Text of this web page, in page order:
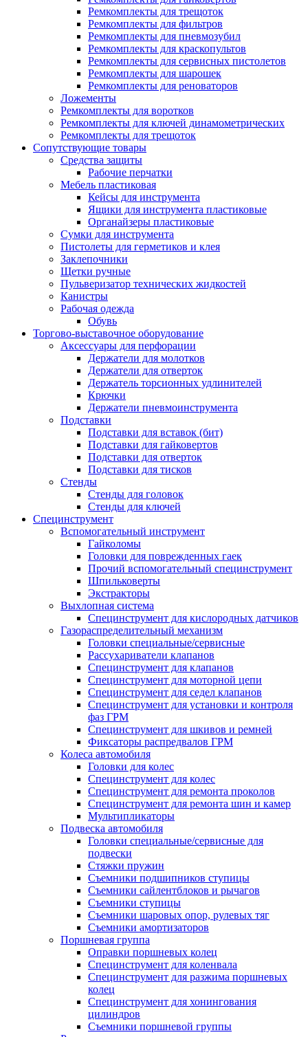
Ремкомплекты для трещоток
Ремкомплекты для фильтров
Ремкомплекты для пневмозубил
Ремкомплекты для краскопультов
Ремкомплекты для сервисных пистолетов
Ремкомплекты для шарошек
Ремкомплекты для реноваторов
Ложементы
Ремкомплекты для воротков
Ремкомплекты для ключей динамометрических
Ремкомплекты для трещоток
Сопутствующие товары
Средства защиты
Рабочие перчатки
Мебель пластиковая
Кейсы для инструмента
Ящики для инструмента пластиковые
Органайзеры пластиковые
Сумки для инструмента
Пистолеты для герметиков и клея
Заклепочники
Щетки ручные
Пульверизатор технических жидкостей
Канистры
Рабочая одежда
Обувь
Торгово-выставочное оборудование
Аксессуары для перфорации
Держатели для молотков
Держатели для отверток
Держатель торсионных удлинителей
Крючки
Держатели пневмоинструмента
Подставки
Подставки для вставок (бит)
Подставки для гайковертов
Подставки для отверток
Подставки для тисков
Стенды
Стенды для головок
Стенды для ключей
Специнструмент
Вспомогательный инструмент
Гайколомы
Головки для поврежденных гаек
Прочий вспомогательный специнструмент
Шпильковерты
Экстракторы
Выхлопная система
Специнструмент для кислородных датчиков
Газораспределительный механизм
Головки специальные/сервисные
Рассухариватели клапанов
Специнструмент для клапанов
Специнструмент для моторной цепи
Специнструмент для седел клапанов
Специнструмент для установки и контроля
фаз ГРМ
Специнструмент для шкивов и ремней
Фиксаторы распредвалов ГРМ
Колеса автомобиля
Головки для колес
Специнструмент для колес
Специнструмент для ремонта проколов
Специнструмент для ремонта шин и камер
Мультипликаторы
Подвеска автомобиля
Головки специальные/сервисные для
подвески
Стяжки пружин
Съемники подшипников ступицы
Съемники сайлентблоков и рычагов
Съемники ступицы
Съемники шаровых опор, рулевых тяг
Съемники амортизаторов
Поршневая группа
Оправки поршневых колец
Специнструмент для коленвала
Специнструмент для разжима поршневых
колец
Специнструмент для хонингования
цилиндров
Съемники поршневой группы